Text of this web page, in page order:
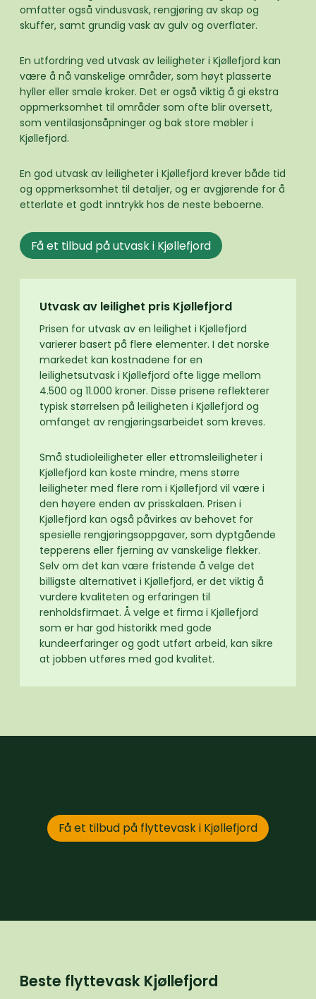
omfatter også vindusvask, rengjøring av skap og
skuffer, samt grundig vask av gulv og overflater.
En utfordring ved utvask av leiligheter i Kjøllefjord kan
være å nå vanskelige områder, som høyt plasserte
hyller eller smale kroker. Det er også viktig å gi ekstra
oppmerksomhet til områder som ofte blir oversett,
som ventilasjonsåpninger og bak store møbler i
Kjøllefjord.
En god utvask av leiligheter i Kjøllefjord krever både tid
og oppmerksomhet til detaljer, og er avgjørende for å
etterlate et godt inntrykk hos de neste beboerne.
Få et tilbud på utvask i Kjøllefjord
Utvask av leilighet pris Kjøllefjord
Prisen for utvask av en leilighet i Kjøllefjord
varierer basert på flere elementer. I det norske
markedet kan kostnadene for en
leilighetsutvask i Kjøllefjord ofte ligge mellom
4.500 og 11.000 kroner. Disse prisene reflekterer
typisk størrelsen på leiligheten i Kjøllefjord og
omfanget av rengjøringsarbeidet som kreves.
Små studioleiligheter eller ettromsleiligheter i
Kjøllefjord kan koste mindre, mens større
leiligheter med flere rom i Kjøllefjord vil være i
den høyere enden av prisskalaen. Prisen i
Kjøllefjord kan også påvirkes av behovet for
spesielle rengjøringsoppgaver, som dyptgående
tepperens eller fjerning av vanskelige flekker.
Selv om det kan være fristende å velge det
billigste alternativet i Kjøllefjord, er det viktig å
vurdere kvaliteten og erfaringen til
renholdsfirmaet. Å velge et firma i Kjøllefjord
som er har god historikk med gode
kundeerfaringer og godt utført arbeid, kan sikre
at jobben utføres med god kvalitet.
Få et tilbud på flyttevask i Kjøllefjord
Beste flyttevask Kjøllefjord